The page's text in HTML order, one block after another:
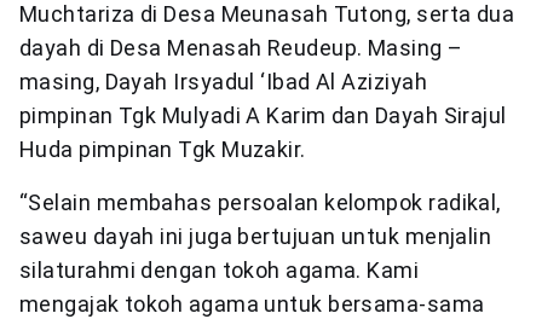
Muchtariza di Desa Meunasah Tutong, serta dua
dayah di Desa Menasah Reudeup. Masing –
masing, Dayah Irsyadul ‘Ibad Al Aziziyah
pimpinan Tgk Mulyadi A Karim dan Dayah Sirajul
Huda pimpinan Tgk Muzakir.
“Selain membahas persoalan kelompok radikal,
saweu dayah ini juga bertujuan untuk menjalin
silaturahmi dengan tokoh agama. Kami
mengajak tokoh agama untuk bersama-sama